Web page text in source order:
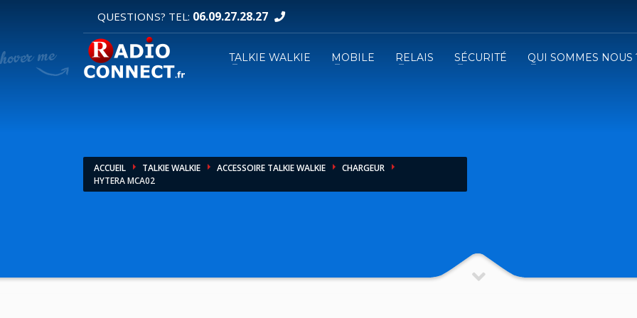
DEMANDE DE DEVIS
1 Sélectionnez vos produits.
QUESTIONS? TEL: 06.09.27.28.27
TALKIE WALKIE MOBILE RELAIS SÉCURITÉ QUI SOMMES NOUS
ACCUEIL TALKIE WALKIE ACCESSOIRE TALKIE WALKIE
CHARGEUR
HYTERA MCA02